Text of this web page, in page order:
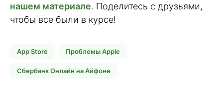
нашем материале. Поделитесь с друзьями,
чтобы все были в курсе!
App Store Проблемы Apple
Сбербанк Онлайн на Айфоне